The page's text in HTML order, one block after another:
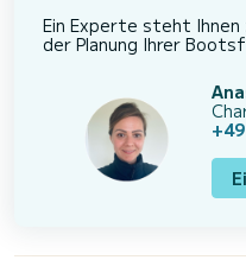
Ein Experte steht Ihnen
der Planung Ihrer